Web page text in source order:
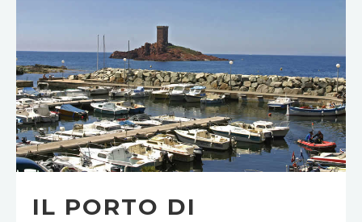
IL PORTO DI